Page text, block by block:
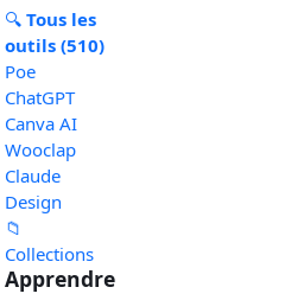
🔍 Tous les
outils (510)
Poe
ChatGPT
Canva AI
Wooclap
Claude
Design
📁
Collections
Apprendre